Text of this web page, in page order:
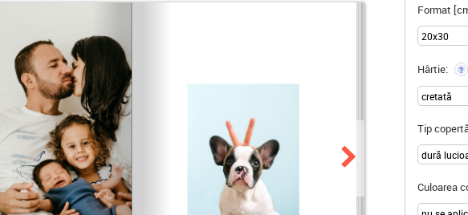
Format
Hârtie: ?
Tip
Culoarea